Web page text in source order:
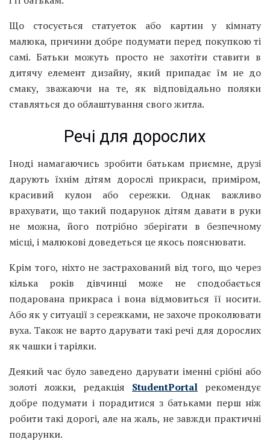
Що стосується статуеток або картин у кімнату
малюка, причини добре подумати перед покупкою ті
самі. Батьки можуть просто не захотіти ставити в
дитячу елемент дизайну, який припадає їм не до
смаку, зважаючи на те, як відповідально поляки
ставляться до облаштування свого житла.
Речі для дорослих
Іноді намагаючись зробити батькам приємне, друзі
дарують їхнім дітям дорослі прикраси, приміром,
красивий кулон або сережки. Однак важливо
врахувати, що такий подарунок дітям давати в руки
не можна, його потрібно зберігати в безпечному
місці, і малюкові доведеться це якось пояснювати.
Крім того, ніхто не застрахований від того, що через
кілька років дівчинці може не сподобається
подарована прикраса і вона відмовиться її носити.
Або як у ситуації з сережками, не захоче проколювати
вуха. Також не варто дарувати такі речі для дорослих
як чашки і тарілки.
Деякий час було заведено дарувати іменні срібні або
золоті ложки, редакція StudentPortal рекомендує
добре подумати і порадитися з батьками перш ніж
робити такі дорогі, але на жаль, не завжди практичні
подарунки.